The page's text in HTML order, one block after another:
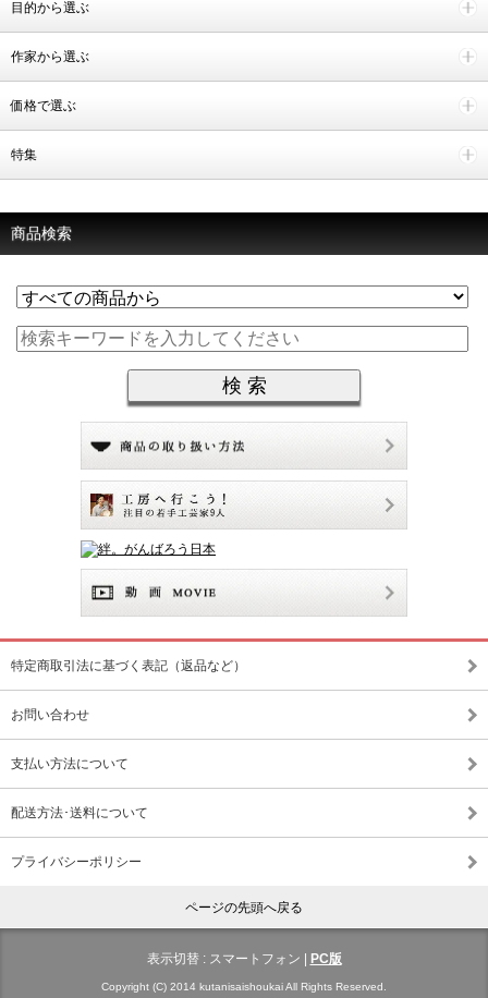
目的から選ぶ
作家から選ぶ
価格で選ぶ
特集
商品検索
特定商取引法に基づく表記（返品など）
お問い合わせ
支払い方法について
配送方法･送料について
プライバシーポリシー
ページの先頭へ戻る
表示切替 : スマートフォン PC版
Copyright (C) 2014 kutanisaishoukai All Rights Reserved.